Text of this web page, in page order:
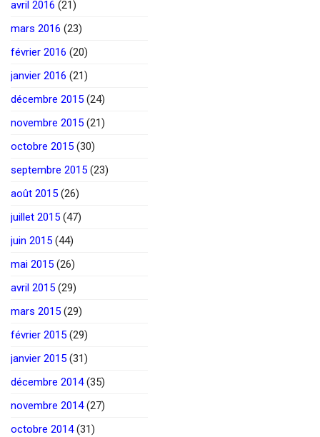
avril 2016 (21)
mars 2016 (23)
février 2016 (20)
janvier 2016 (21)
décembre 2015 (24)
novembre 2015 (21)
octobre 2015 (30)
septembre 2015 (23)
août 2015 (26)
juillet 2015 (47)
juin 2015 (44)
mai 2015 (26)
avril 2015 (29)
mars 2015 (29)
février 2015 (29)
janvier 2015 (31)
décembre 2014(35)
novembre 2014(27)
octobre 2014(31)